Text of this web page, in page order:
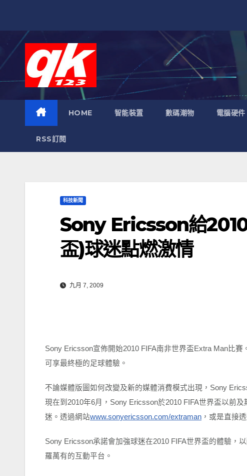
HOME 智能裝置 數碼潮物 電腦硬件
RSS訂閱
科技新聞
Sony Ericsson給
盃)球迷點燃激情
九月 7, 2009
Sony Ericsson宣佈開始2010 FIFA南非世界盃Extra Man比賽
可享最終極的足球體驗。
不論媒體版圖如何改變及新的媒體消費模式出現， Sony
現在到 2010年6月， Sony Ericsson於2010 FIFA世界盃以前及
迷。透過網站www.sonyericsson.com/extraman ，或是直接
Sony Ericsson承諾會加強球迷在2010 FIFA世界盃的體驗，
羅萬有的互動平台。